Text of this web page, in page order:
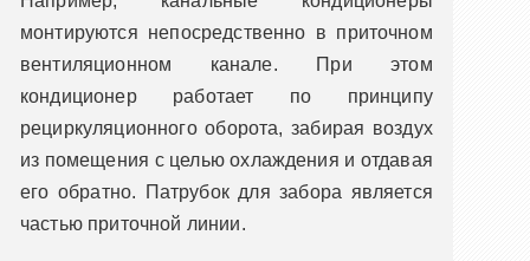
монтируются непосредственно в приточном
вентиляционном канале. При этом
кондиционер работает по принципу
рециркуляционного оборота, забирая воздух
из помещения с целью охлаждения и отдавая
его обратно. Патрубок для забора является
частью приточной линии.